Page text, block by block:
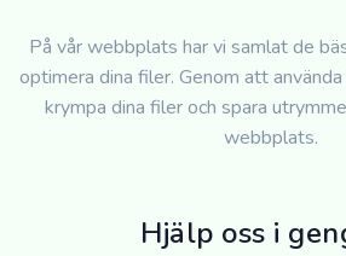
På vår webbplats har vi samlat de
optimera dina filer. Genom att
krympa dina filer och spara
webbplats.
Hjälp oss i